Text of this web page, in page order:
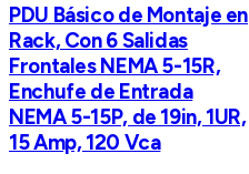
PDU Básico de Montaje en
Rack, Con 6 Salidas
Frontales NEMA 5-15R,
Enchufe de Entrada
NEMA 5-15P, de 19in, 1UR,
15 Amp, 120 Vca